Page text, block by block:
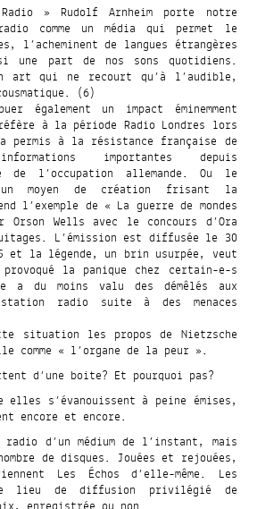
» Rudolf Arnheim porte notre
comme un média qui permet le
l’acheminent de langues étrangères
une part de nos sons quotidiens.
art qui ne recourt qu’à l’audible,
(6)
également un impact éminemment
à la période Radio Londres lors
permis à la résistance française de
importantes depuis
l’occupation allemande. Ou le
un moyen de création frisant la
l’exemple de « La guerre de mondes
Orson Wells avec le concours d’Ora
L’émission est diffusée le 30
et la légende, un brin usurpée, veut
la panique chez certain-e-s
a du moins valu des démêlés aux
radio suite à des menaces
situation les propos de Nietzsche
comme « l’organe de la peur ».
d’une boite? Et pourquoi pas?
s’évanouissent à peine émises,
encore et encore.
d’un médium de l’instant, mais
de disques. Jouées et rejouées,
Les Échos d’elle-même. Les
lieu de diffusion privilégié de